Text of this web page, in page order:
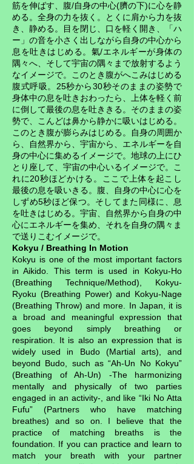
筋を伸ばす、腹/自身の中心(臍の下)に心を静
める。全身の力を抜く。とくに肩から力を抜
き、静める。目を閉じ、口を軽く開き、「ハ
ー」の音を小さく出しながら自身の中心から
息を吐きはじめる。氣/エネルギーが身体の
隅々へ、そして宇宙の隅々まで放射するよう
なイメージで。このとき腹がへこみはじめる
腹式呼吸。25秒から30秒そのままの姿勢で
身体中の息を吐きおわったら、上体を軽く前
に倒して最後の息を吐ききる。そのままの姿
勢で、こんどは鼻から静かに吸いはじめる。
このとき腹が膨らみはじめる。自身の周囲か
ら、自然界から、宇宙から、エネルギーを自
身の中心に集めるイメージで。地球の上にひ
とり座して、宇宙の中心いるイメージで。こ
れに20秒ほどかける。ここで上体を起こし
最後の息を吸いきる。腹、自身の中心に心を
しずめ5秒ほど保つ。そしてまた同様に、息
を吐きはじめる。宇宙、自然界から自身の中
心にエネルギーを集め、それを自身の隅々ま
で送りこむイメージで。
Kokyu / Breathing In Motion
Kokyu is one of the most important factors
in Aikido. This term is used in Kokyu-Ho
(Breathing Technique/Method), Kokyu-
Ryoku (Breathing Power) and Kokyu-Nage
(Breathing Throw) and more. In Japan, it is
a broad and meaningful expression that
goes beyond simply breathing or
respiration. It is also an expression that is
widely used in Budo (Martial arts), and
beyond Budo, such as “Ah-Un No Kokyu”
(Breathing of Ah-Un) -The harmonizing
mentally and physically of two parties
engaged in an activity-, and like “Iki No Atta
Fufu” (Partners who have matching
breathes) and so on. I believe that the
practice of matching breaths is the
foundation. If you can practice and learn to
match your breath with your partner